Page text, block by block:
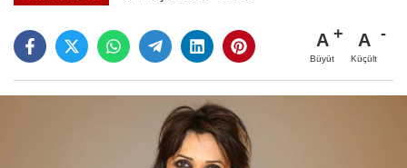
A
Büyüt
A
Küçült